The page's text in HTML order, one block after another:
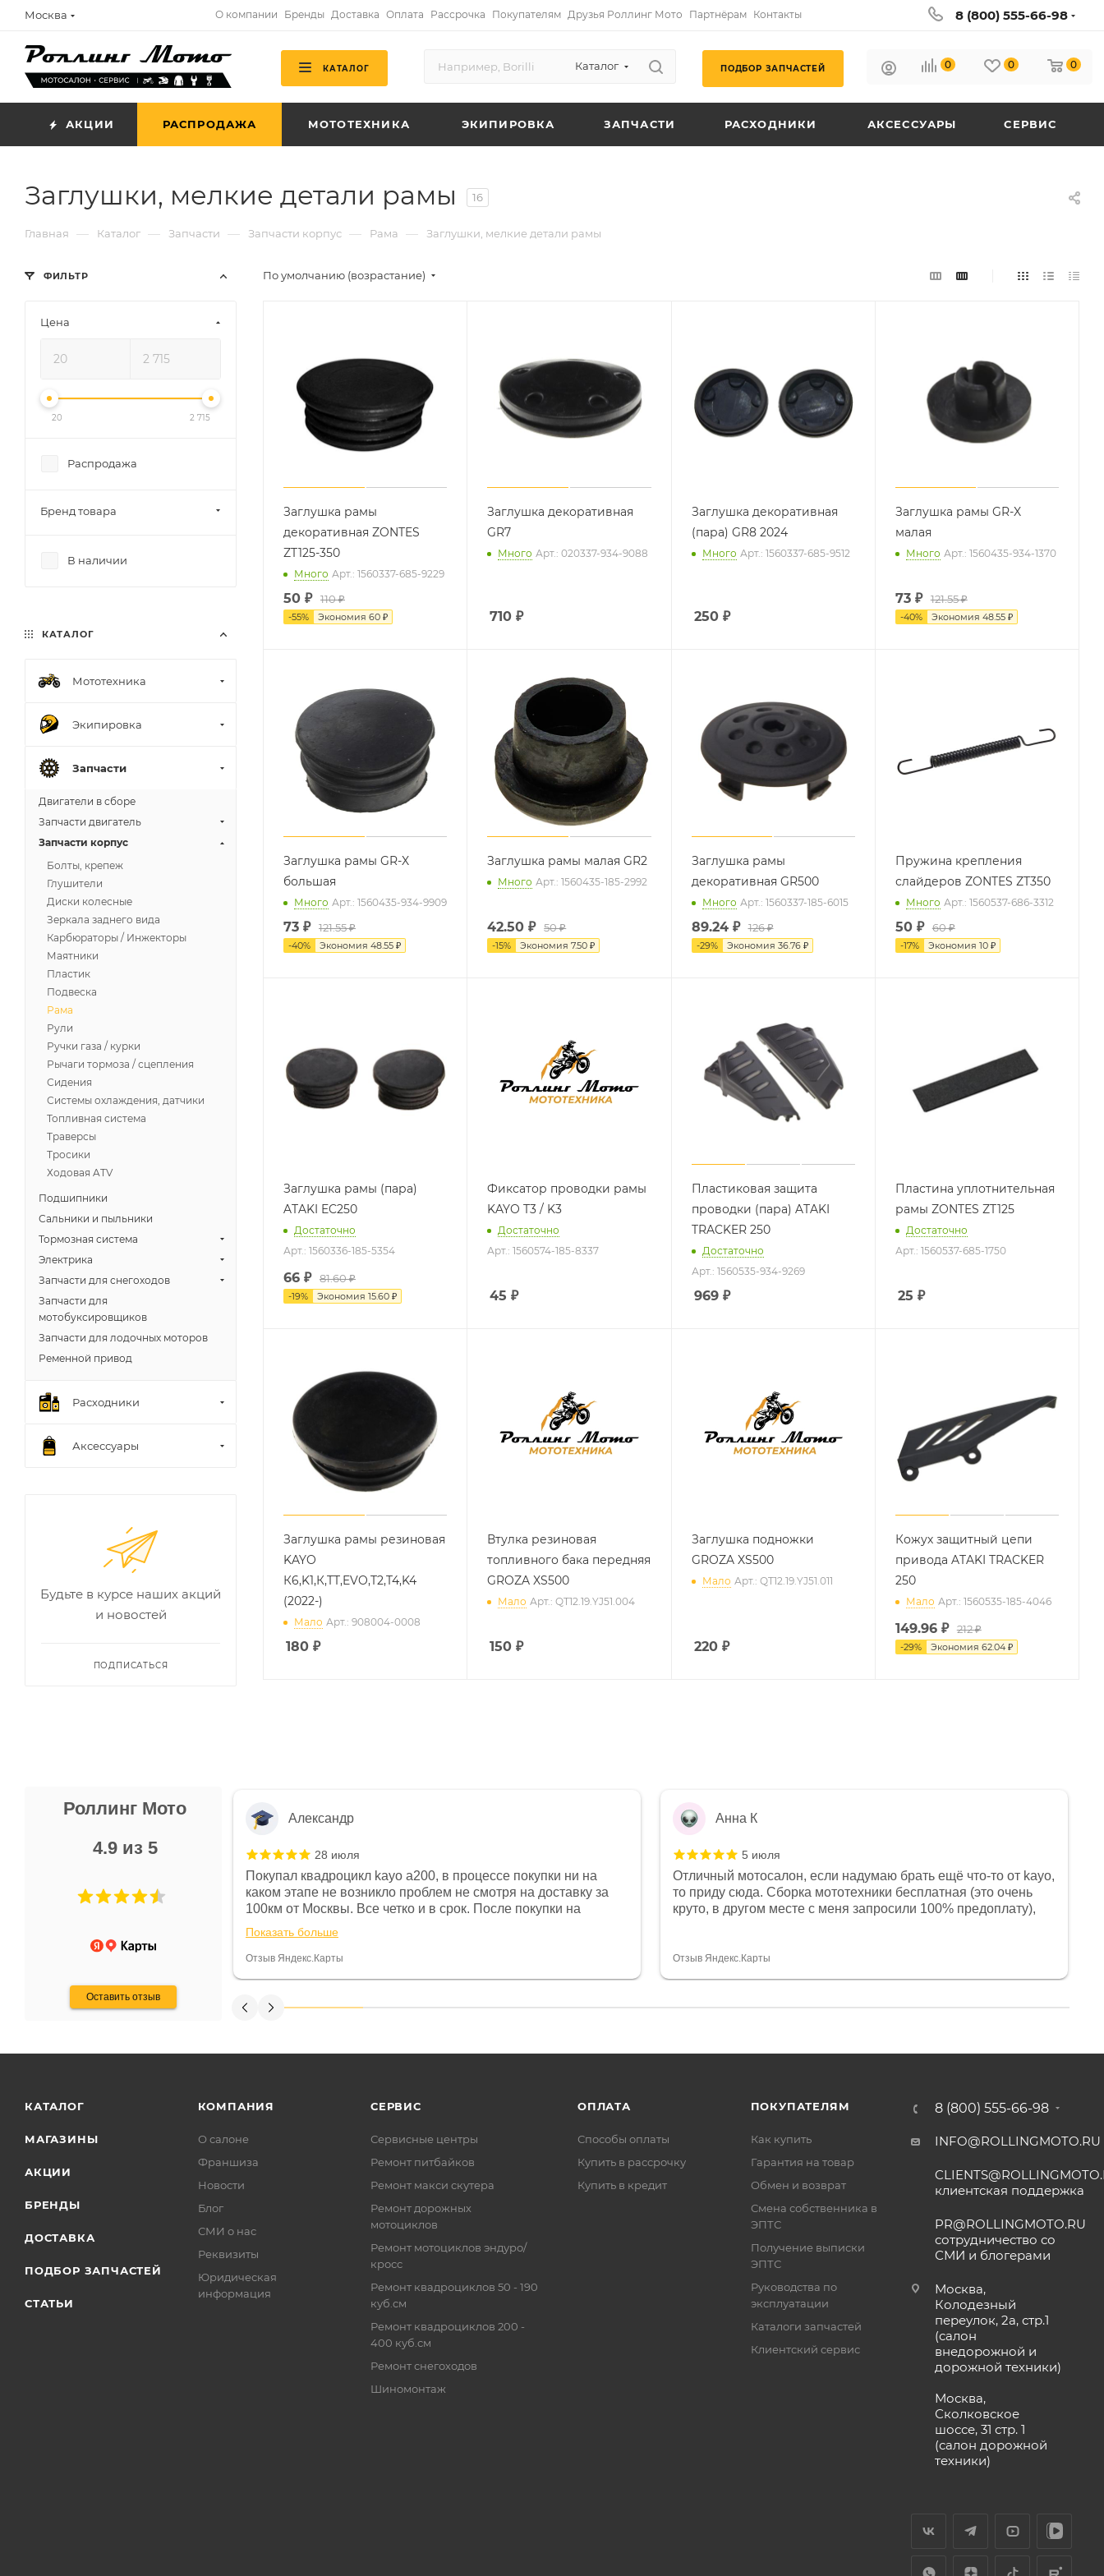
Москва О компании Бренды Доставка Оплата Рассрочка Покупателям Друзья Роллинг Мото Партнёрам Контакты 8 (800) 555-66-98
КАТАЛОГ Каталог ПОДБОР ЗАПЧАСТЕЙ 0 0 0
АКЦИИ РАСПРОДАЖА МОТОТЕХНИКА ЭКИПИРОВКА ЗАПЧАСТИ РАСХОДНИКИ АКСЕССУАРЫ СЕРВИС
Заглушки, мелкие детали рамы 16
Главная — Каталог — Запчасти — Запчасти корпус — Рама — Заглушки, мелкие детали рамы
По умолчанию (возрастание)
Заглушка рамы
декоративная ZONTES
ZT125-350
Много Арт.: 1560337-685-9229
50 ₽ 110 ₽
-55% Экономия 60 ₽
Заглушка декоративная
GR7
Много Арт.: 020337-934-9088
710 ₽
Заглушка декоративная
(пара) GR8 2024
Много Арт.: 1560337-685-9512
250₽
Заглушка рамы GR-X
малая
Много Арт.: 1560435-934-1370
73₽ 121.55 ₽
-40% Экономия 48.55 ₽
Заглушка рамы GR-X
большая
Много Арт.: 1560435-934-9909
73 ₽ 121.55 ₽
-40% Экономия 48.55 ₽
Заглушка рамы малая GR2
Много Арт.: 1560435-185-2992
42.50 ₽ 50 ₽
-15% Экономия7.50 ₽
Заглушка рамы
декоративная GR500
Много Арт.: 1560337-185-6015
89.24₽ 126 ₽
-29% Экономия 36.76 ₽
Пружина крепления
слайдеров ZONTES ZT350
Много Арт.: 1560537-686-3312
50₽ 60 ₽
-17% Экономия 10 ₽
Заглушка рамы (пара)
ATAKI EC250
Достаточно
Арт.: 1560336-185-5354
66 ₽ 81.60 ₽
-19% Экономия 15.60 ₽
Фиксатор проводки рамы
KAYO T3 / K3
Достаточно
Арт.: 1560574-185-8337
45 ₽
Пластиковая защита
проводки (пара) ATAKI
TRACKER 250
Достаточно
Арт.: 1560535-934-9269
969₽
Пластина уплотнительная
рамы ZONTES ZT125
Достаточно
Арт.: 1560537-685-1750
25 ₽
Заглушка рамы резиновая
KAYO
К6,K1,К,TT,EVO,T2,T4,K4
(2022-)
Мало Арт.: 908004-0008
180 ₽
Втулка резиновая
топливного бака передняя
GROZA XS500
Мало Арт.: QT12.19.YJ51.004
150 ₽
Заглушка подножки
GROZA XS500
Мало Арт.: QT12.19.YJ51.011
220₽
Кожух защитный цепи
привода ATAKI TRACKER
250
Мало Арт.: 1560535-185-4046
149.96₽ 212 ₽
-29% Экономия 62.04 ₽
ФИЛЬТР
Цена
20 2 715
Распродажа
Бренд товара
В наличии
КАТАЛОГ
Мототехника
Экипировка
Запчасти
Двигатели в сборе
Запчасти двигатель
Запчасти корпус
Болты, крепеж
Глушители
Диски колесные
Зеркала заднего вида
Карбюраторы / Инжекторы
Маятники
Пластик
Подвеска
Рама
Рули
Ручки газа / курки
Рычаги тормоза / сцепления
Сидения
Системы охлаждения, датчики
Топливная система
Траверсы
Тросики
Ходовая ATV
Подшипники
Сальники и пыльники
Тормозная система
Электрика
Запчасти для снегоходов
Запчасти для
мотобуксировщиков
Запчасти для лодочных моторов
Ременной привод
Расходники
Аксессуары
Будьте в курсе наших акций
и новостей
ПОДПИСАТЬСЯ
Роллинг Мото
4.9 из 5
Оставить отзыв
Не понравились условия
и дают только на год)
Александр
28 июля
Покупал квадроцикл kayo a200, в процессе покупки ни на
каком этапе не возникло проблем не смотря на доставку за
100км от Москвы. Все четко и в срок. После покупки на
спидометре всегда был 0, при этом представители магазина
постоянно были на связи и в итоге проблема была решена.
Считаю, что это говорит о небезразличии к клиенту после
Показать больше
Отзыв Яндекс.Карты
Анна К
5 июля
Отличный мотосалон, если надумаю брать ещё что-то от kayo,
то приду сюда. Сборка мототехники бесплатная (это очень
круто, в другом месте с меня запросили 100% предоплату),
спасибо отдельное, всегда на связи, очень детально всё
Отзыв Яндекс.Карты
КАТАЛОГ
МАГАЗИНЫ
АКЦИИ
БРЕНДЫ
ДОСТАВКА
ПОДБОР ЗАПЧАСТЕЙ
СТАТЬИ
КОМПАНИЯ
О салоне
Франшиза
Новости
Блог
СМИ о нас
Реквизиты
Юридическая
информация
СЕРВИС
Сервисные центры
Ремонт питбайков
Ремонт макси скутера
Ремонт дорожных
мотоциклов
Ремонт мотоциклов эндуро/
кросс
Ремонт квадроциклов 50 - 190
куб.см
Ремонт квадроциклов 200 -
400 куб.см
Ремонт снегоходов
Шиномонтаж
ОПЛАТА
Способы оплаты
Купить в рассрочку
Купить в кредит
ПОКУПАТЕЛЯМ
Как купить
Гарантия на товар
Обмен и возврат
Смена собственника в
ЭПТС
Получение выписки
ЭПТС
Руководства по
эксплуатации
Каталоги запчастей
Клиентский сервис
8 (800) 555-66-98
INFO@ROLLINGMOTO.RU
клиентская поддержка
PR@ROLLINGMOTO.RU
сотрудничество со
СМИ и блогерами
Москва,
Колодезный
переулок, 2а, стр.1
(салон
внедорожной и
дорожной техники)
Москва,
Сколковское
шоссе, 31 стр. 1
(салон дорожной
техники)